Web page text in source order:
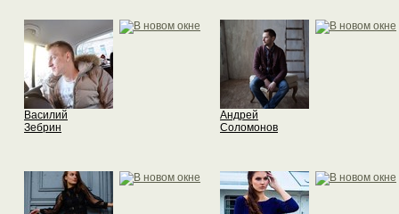
Василий
Зебрин
Андрей
Соломонов